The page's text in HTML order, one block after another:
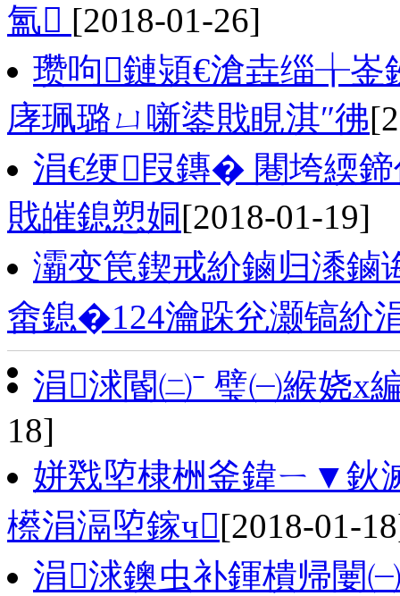
氳 [2018-01-26]
瓒呴鏈熲€滄垚缁╁崟
庨珮璐ㄩ噺鍙戝睍淇″彿
涓€绠叚鏄� 闀垮緛
戝皠鎴愬姛[2018-01-19]
灞变笢鍥戒紒鏀归潻鏀
畬鎴�124瀹跺兊灏镐紒
涓浗閽㈡ˉ 璧㈠緱娆х
18]
姘戣埅棣栦釜鍏ㄧ▼
櫒涓滆埅鎵ч[2018-01-
涓浗鐭虫补鍕樻帰闄